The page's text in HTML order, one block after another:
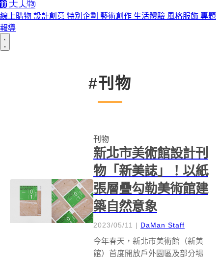
線上購物 設計創意 特別企劃 藝術創作 生活體驗 風格服飾 專題
報導
#刊物
刊物
新北市美術館設計刊
物「新美誌」！以紙
張層疊勾勒美術館建
築自然意象
2023/05/11 | DaMan Staff
今年春天，新北市美術館（新美
館）首度開放戶外園區及部分場